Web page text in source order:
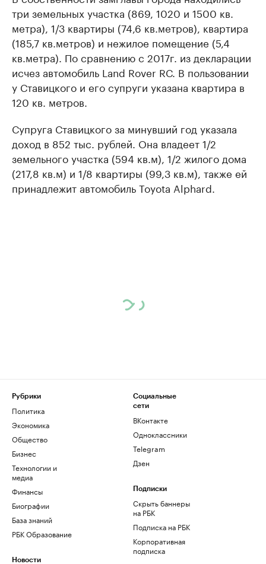
три земельных участка (869, 1020 и 1500 кв.
метра), 1/3 квартиры (74,6 кв.метров), квартира
(185,7 кв.метров) и нежилое помещение (5,4
кв.метра). По сравнению с 2017г. из декларации
исчез автомобиль Land Rover RС. В пользовании
у Ставицкого и его супруги указана квартира в
120 кв. метров.
Супруга Ставицкого за минувший год указала
доход в 852 тыс. рублей. Она владеет 1/2
земельного участка (594 кв.м), 1/2 жилого дома
(217,8 кв.м) и 1/8 квартиры (99,3 кв.м), также ей
принадлежит автомобиль Toyota Alphard.
Рубрики
Политика
Экономика
Общество
Бизнес
Технологии и
медиа
Финансы
Биографии
База знаний
РБК Образование
Новости
Социальные
сети
ВКонтакте
Одноклассники
Telegram
Дзен
Подписки
Скрыть баннеры
на РБК
Подписка на РБК
Корпоративная
подписка